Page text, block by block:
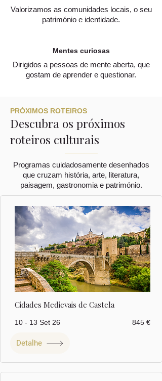
Valorizamos as comunidades locais, o seu
património e identidade.
Mentes curiosas
Dirigidos a pessoas de mente aberta, que
gostam de aprender e questionar.
PRÓXIMOS ROTEIROS
Descubra os próximos
roteiros culturais
Programas cuidadosamente desenhados
que cruzam história, arte, literatura,
paisagem, gastronomia e património.
Cidades Medievais de Castela
10 - 13 Set 26 845 €
Detalhe